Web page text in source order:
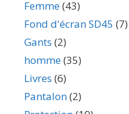
Femme(43)
Fond d'écran SD45 (7)
Gants (2)
homme(35)
Livres (6)
Pantalon(2)